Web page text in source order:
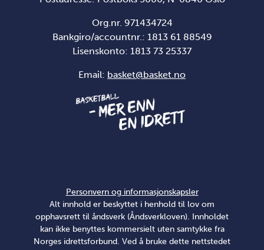
Org.nr. 971434724
Bankgiro/accountnr.: 1813 61 88549
Lisenskonto: 1813 73 25337
Email: basket@basket.no
Personvern og informasjonskapsler
Alt innhold er beskyttet i henhold til lov om
opphavsrett til åndsverk (Åndsverkloven). Innholdet
kan ikke benyttes kommersielt uten samtykke fra
Norges idrettsforbund. Ved å bruke dette nettstedet